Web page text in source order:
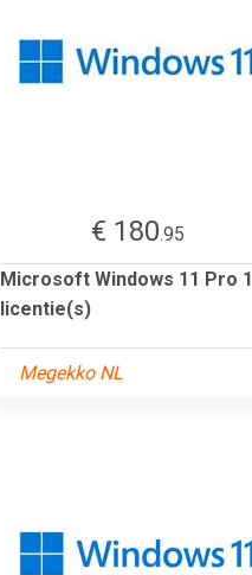
€ 180.95
Microsoft Windows 11 Pro 1
licentie(s)
Megekko NL